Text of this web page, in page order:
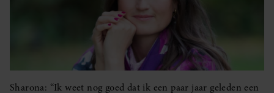
Sharona: “Ik weet nog goed dat ik een paar jaar geleden een